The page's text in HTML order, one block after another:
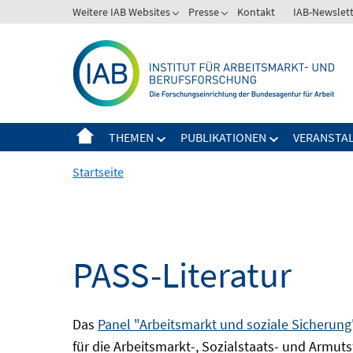
zum
Weitere IAB Websites Presse Kontakt IAB-
THEMEN PUBLIKATIONEN
Startseite
PASS-Literatur
Das Panel "Arbeitsmarkt und soziale
für die Arbeitsmarkt-, Sozialstaats- und